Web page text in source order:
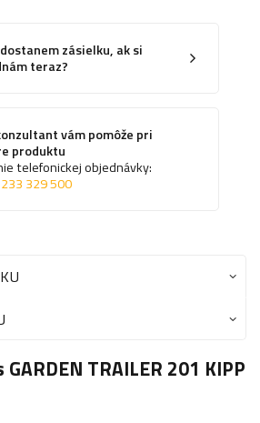
zásielku, ak si
teraz?
vám pomôže pri
produktu
telefonickej objednávky:
329 500
TRAILER 201 KIPP